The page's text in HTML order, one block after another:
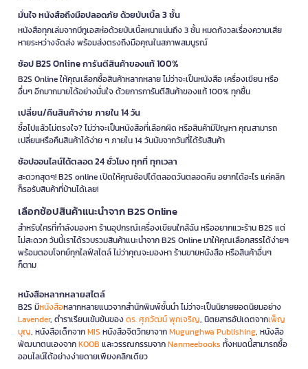
มั่นใจ หนังสือถึงมือปลอดภัย ด้วยบับเบิ้ล 3 ชั้น
หนังสือทุกเล่มจากบีทูเอสห่อด้วยบับเบิ้ลหนาแน่นถึง 3 ชั้น หมดกังวลเรื่องความเสีย
หายระหว่างจัดส่ง พร้อมส่งตรงถึงมือคุณในสภาพสมบูรณ์
ช้อป B2S Online การันตีสินค้าของแท้ 100%
B2S Online ให้คุณเลือกซื้อสินค้าหลากหลาย ไม่ว่าจะเป็นหนังสือ เครื่องเขียน หรือ
อื่นๆ อีกมากมายได้อย่างมั่นใจ ด้วยการการันตีสินค้าของแท้ 100% ทุกชิ้น
เปลี่ยน/คืนสินค้าง่าย ภายใน 14 วัน
ซื้อไปแล้วไม่ตรงใจ? ไม่ว่าจะเป็นหนังสือที่เลือกผิด หรือสินค้ามีปัญหา คุณสามารถ
เปลี่ยนหรือคืนสินค้าได้ง่าย ๆ ภายใน 14 วันนับจากวันที่ได้รับสินค้า
ช้อปออนไลน์ได้ตลอด 24 ชั่วโมง ทุกที่ ทุกเวลา
สะดวกสุดๆ! B2S online เปิดให้คุณช้อปได้ตลอดวันตลอดคืน อยากได้อะไร แค่คลิก
ก็รอรับสินค้าที่บ้านได้เลย!
เลือกช้อปสินค้าแนะนำจาก B2S Online
สำหรับใครที่กำลังมองหา ร้านอุปกรณ์เครื่องเขียนใกล้ฉัน หรืออยากแวะร้าน B2S แต่
ไม่สะดวก วันนี้เราได้รวบรวมสินค้าแนะนำจาก B2S Online มาให้คุณเลือกสรรได้ง่ายๆ
พร้อมตอบโจทย์ทุกไลฟ์สไตล์ ไม่ว่าคุณจะมองหา ร้านขายหนังสือ หรือสินค้าอื่นๆ
ก็ตาม
หนังสือหลากหลายสไตล์
B2S มีหนังสือหลากหลายแนวจากสำนักพิมพ์ชั้นนำ ไม่ว่าจะเป็นนิยายยอดนิยมอย่าง
Lavender, ตำราเรียนเข้มข้นของดร. ศุภวัฒน์ พุกเจริญ, นิตยสารอัปเดตจากเพ็ญ
บุญ, หนังสือเด็กจากMIS หนังสือจิตวิทยาจากMugunghwa Publishing, หนังสือ
พัฒนาตนเองจากKOOB และวรรณกรรมจากNanmeebooks ทั้งหมดนี้สามารถซื้อ
ออนไลน์ได้อย่างง่ายดายเพียงคลิกเดียว